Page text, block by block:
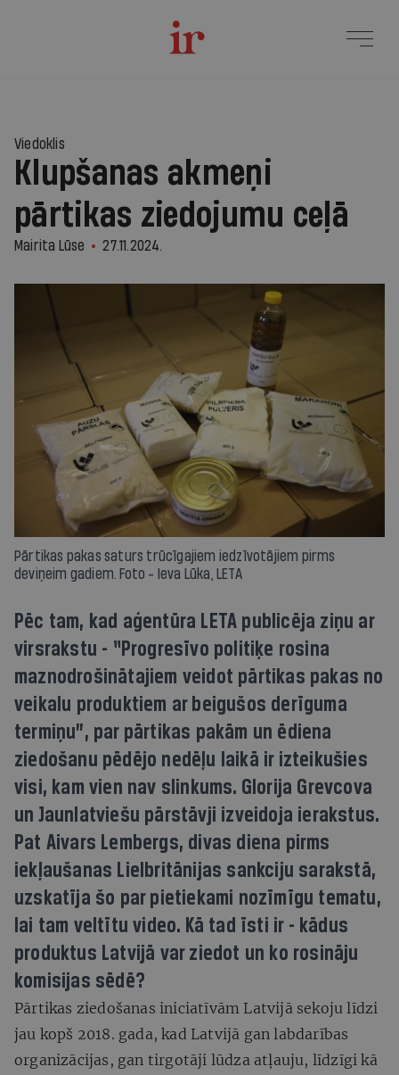
Viedoklis
Klupšanas akmeņi
pārtikas ziedojumu ceļā
Mairita Lūse 27.11.2024.
Pārtikas pakas saturs trūcīgajiem iedzīvotājiem pirms
deviņeim gadiem. Foto - Ieva Lūka, LETA
Pēc tam, kad aģentūra LETA publicēja ziņu ar
virsrakstu - “Progresīvo politiķe rosina
maznodrošinātajiem veidot pārtikas pakas no
veikalu produktiem ar beigušos derīguma
termiņu”, par pārtikas pakām un ēdiena
ziedošanu pēdējo nedēļu laikā ir izteikušies
visi, kam vien nav slinkums. Glorija Grevcova
un Jaunlatviešu pārstāvji izveidoja ierakstus.
Pat Aivars Lembergs, divas diena pirms
iekļaušanas Lielbritānijas sankciju sarakstā,
uzskatīja šo par pietiekami nozīmīgu tematu,
lai tam veltītu video. Kā tad īsti ir - kādus
produktus Latvijā var ziedot un ko rosināju
komisijas sēdē?
Pārtikas ziedošanas iniciatīvām Latvijā sekoju līdzi
jau kopš 2018. gada, kad Latvijā gan labdarības
organizācijas, gan tirgotāji lūdza atļauju, līdzīgi kā